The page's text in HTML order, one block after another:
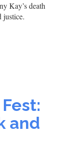
Kay’s death
justice.
and